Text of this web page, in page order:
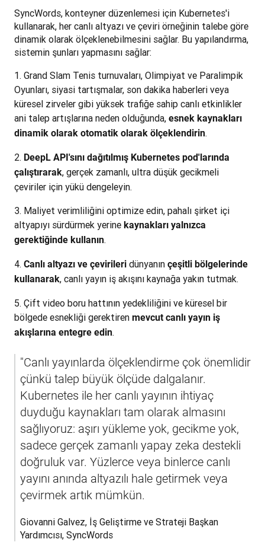
SyncWords, konteyner düzenlemesi için Kubernetes'i
kullanarak, her canlı altyazı ve çeviri örneğinin talebe göre
dinamik olarak ölçeklenebilmesini sağlar. Bu yapılandırma,
sistemin şunları yapmasını sağlar:
Grand Slam Tenis turnuvaları, Olimpiyat ve Paralimpik
Oyunları, siyasi tartışmalar, son dakika haberleri veya
küresel zirveler gibi yüksek trafiğe sahip canlı etkinlikler
ani talep artışlarına neden olduğunda, esnek kaynakları
dinamik olarak otomatik olarak ölçeklendirin.
DeepL API'sını dağıtılmış Kubernetes pod'larında
çalıştırarak, gerçek zamanlı, ultra düşük gecikmeli
çeviriler için yükü dengeleyin.
Maliyet verimliliğini optimize edin, pahalı şirket içi
altyapıyı sürdürmek yerine kaynakları yalnızca
gerektiğinde kullanın.
Canlı altyazı ve çevirileri dünyanın çeşitli bölgelerinde
kullanarak, canlı yayın iş akışını kaynağa yakın tutmak.
Çift video boru hattının yedekliliğini ve küresel bir
bölgede esnekliği gerektiren mevcut canlı yayın iş
akışlarına entegre edin.
"Canlı yayınlarda ölçeklendirme çok önemlidir
çünkü talep büyük ölçüde dalgalanır.
Kubernetes ile her canlı yayının ihtiyaç
duyduğu kaynakları tam olarak almasını
sağlıyoruz: aşırı yükleme yok, gecikme yok,
sadece gerçek zamanlı yapay zeka destekli
doğruluk var. Yüzlerce veya binlerce canlı
yayını anında altyazılı hale getirmek veya
çevirmek artık mümkün.
Giovanni Galvez, İş Geliştirme ve Strateji Başkan
Yardımcısı, SyncWords